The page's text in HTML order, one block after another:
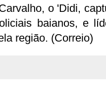
o 'Didi,
baianos, e
região. (Correio)